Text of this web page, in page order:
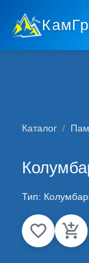
Каталог /
Тип: